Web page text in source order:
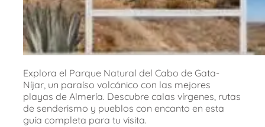
Explora el Parque Natural del Cabo de Gata-
Níjar, un paraíso volcánico con las mejores
playas de Almería. Descubre calas vírgenes, rutas
de senderismo y pueblos con encanto en esta
guía completa para tu visita.